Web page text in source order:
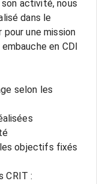
activité, nous
dans le
une mission
en CDI
selon les
objectifs fixés
CRIT :